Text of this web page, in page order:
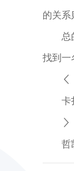
的关系
总
找到一
卡
哲